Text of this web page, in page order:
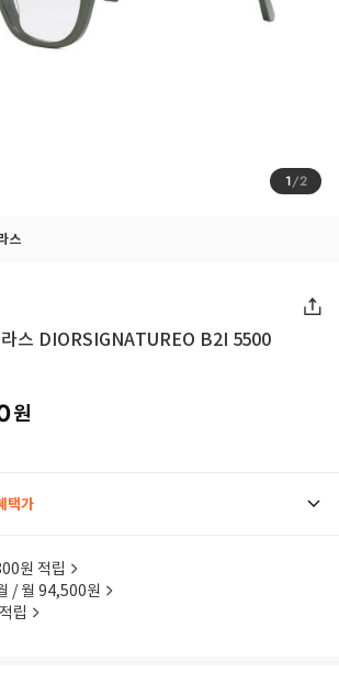
1/2
스
스 DIORSIGNATUREO B2I 5500
원
택가
원 적립
/ 월 94,500원
립